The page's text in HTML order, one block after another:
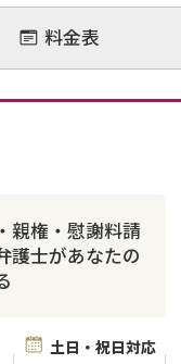
離婚裁判
モラハラ
料金表
親権・慰謝料請
護士があなたの
土日・祝日対応